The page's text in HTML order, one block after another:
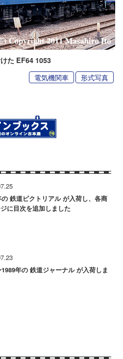
けた EF64 1053
電気機関車 形式写真
の 鉄道ピクトリアル が入荷し、各商
に目次を追加しました
年の 鉄道ジャーナル が入荷しま